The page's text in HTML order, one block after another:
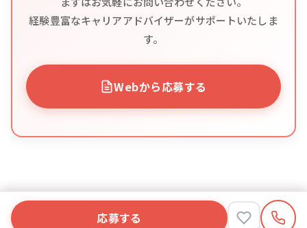
経験豊富なキャリアアドバイザーがサポートいたしま
す。
Webから応募する
応募する
応募する